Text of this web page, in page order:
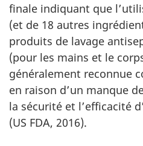
finale indiquant que
(et de 18 autres
produits de lavage
(pour les mains et le
généralement reconnue
en raison d’un manque
la sécurité et l’efficacité
(US FDA, 2016).